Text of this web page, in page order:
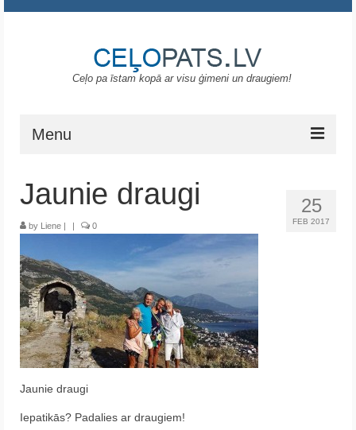
Ceļo pa īstam kopā ar visu ģimeni un draugiem!
Menu
ASV
Melnkalne
Grieķija
25
FEB 2017
Jaunie draugi
by Liene | | 0
Jaunie draugi
Iepatikās? Padalies ar draugiem!